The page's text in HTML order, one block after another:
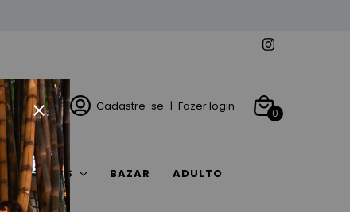
Cadastre-se | Fazer login 0
ACESSÓRIOS BAZAR ADULTO